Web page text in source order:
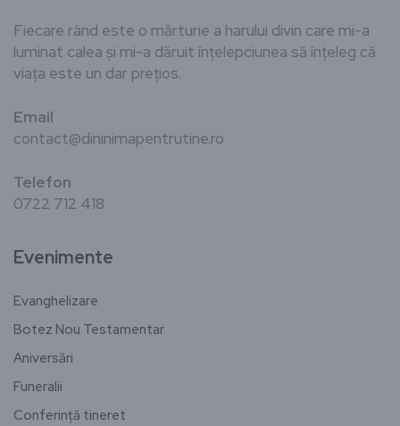
Fiecare rând este o mărturie a harului divin care mi-a
luminat calea și mi-a dăruit înțelepciunea să înțeleg că
viața este un dar prețios.
Email
contact@dininimapentrutine.ro
Telefon
0722 712 418
Evenimente
Evanghelizare
Botez Nou Testamentar
Aniversări
Funeralii
Conferință tineret